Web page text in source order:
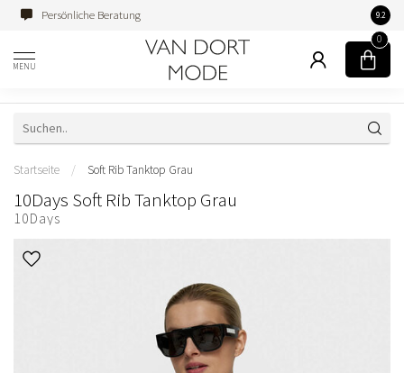
Persönliche Beratung 9.2
MENU
0
Startseite / Soft Rib Tanktop Grau
10Days Soft Rib Tanktop Grau
10Days